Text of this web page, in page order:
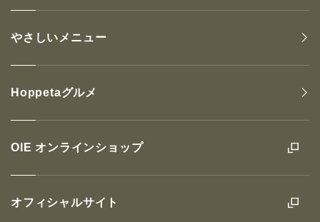
OIE オンラインショップ
オフィシャルサイト
やさしいメニュー
Hoppetaグルメ